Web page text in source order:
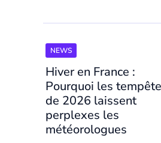
NEWS
Hiver en France :
Pourquoi les
de 2026 laissent
perplexes les
météorologues